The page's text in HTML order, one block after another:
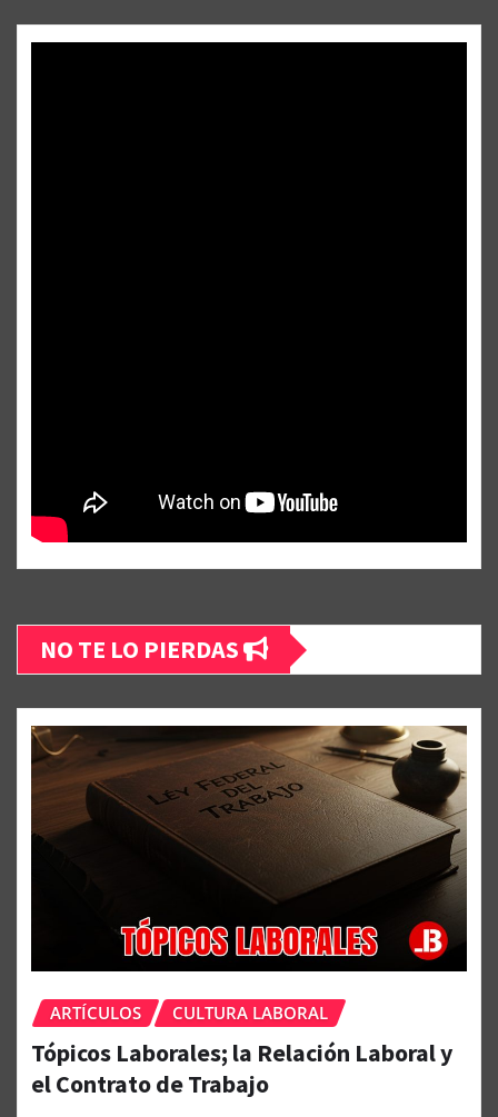
NO TE LO PIERDAS
ARTÍCULOS CULTURA LABORAL
Tópicos Laborales; la Relación Laboral y
el Contrato de Trabajo